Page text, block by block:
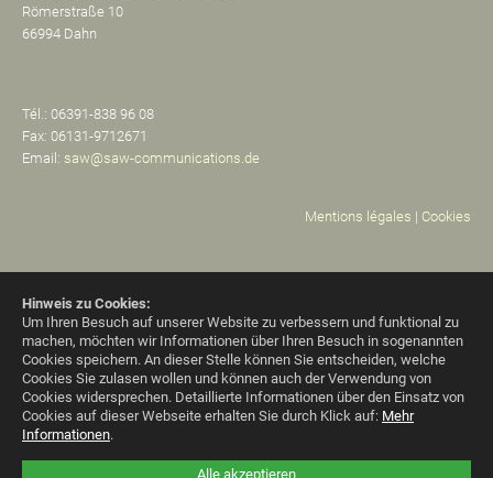
Alle akzeptieren
Hinweis zu Cookies:
Um Ihren Besuch auf unserer Website zu verbessern und funktional zu
machen, möchten wir Informationen über Ihren Besuch in sogenannten
Cookies speichern. An dieser Stelle können Sie entscheiden, welche
Cookies Sie zulasen wollen und können auch der Verwendung von
Cookies widersprechen. Detaillierte Informationen über den Einsatz von
Cookies auf dieser Webseite erhalten Sie durch Klick auf: Mehr
Informationen.
Römerstraße 10
66994 Dahn
Tél.: 06391-838 96 08
Fax: 06131-9712671
Email: saw@saw-communications.de
Mentions légales | Cookies